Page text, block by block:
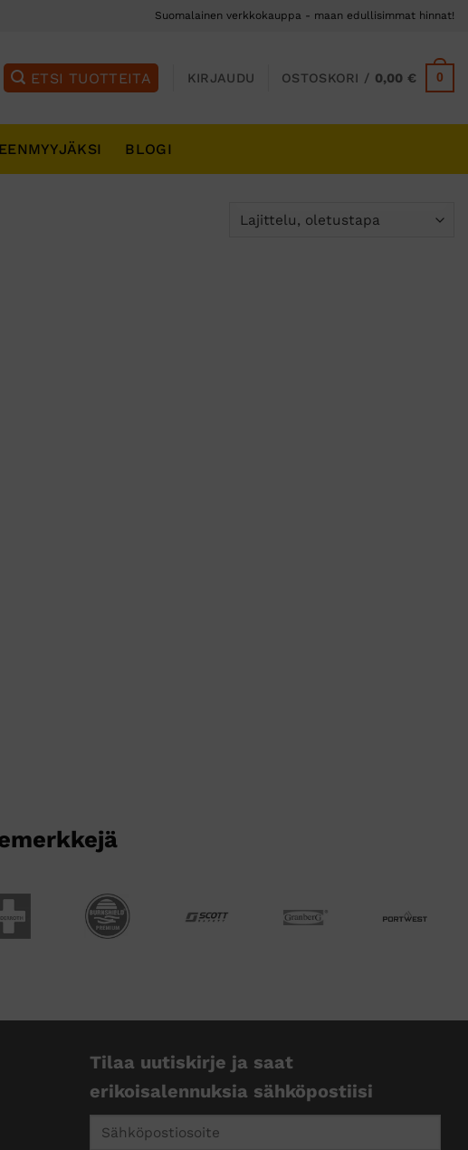
Suomalainen verkkokauppa - maan edullisimmat hinnat!
KIRJAUDU OSTOSKORI / 0,00€ 0
BLOGI
Tilaa uutiskirje ja saat
erikoisalennuksia sähköpostiisi